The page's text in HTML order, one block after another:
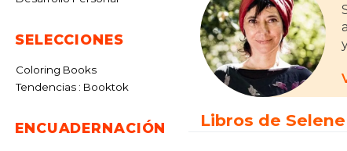
SELECCIONES
Coloring Books
Tendencias : Booktok
ENCUADERNACIÓN Libros de